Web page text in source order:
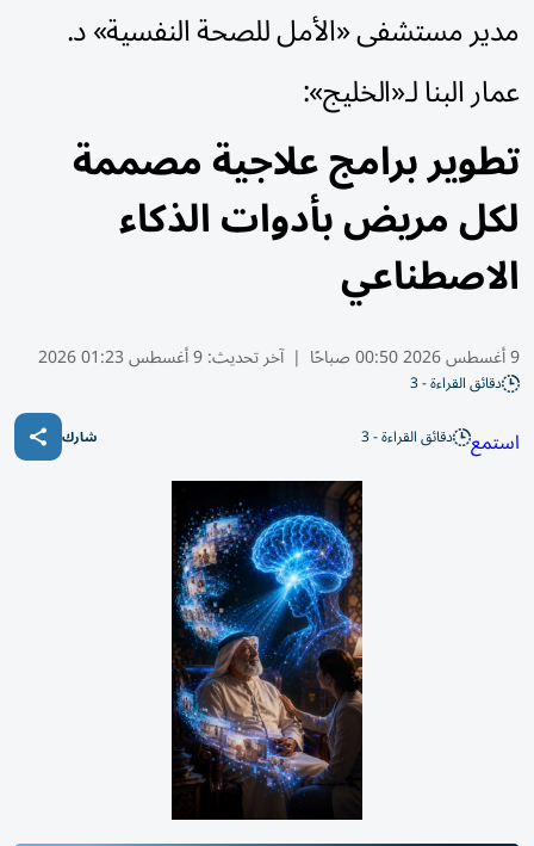
مدير مستشفى «الأمل للصحة النفسية» د.
عمار البنا لـ«الخليج»:
تطوير برامج علاجية مصممة
لكل مريض بأدوات الذكاء
الاصطناعي
9 أغسطس 2026 00:50 صباحًا | آخر تحديث:9 أغسطس 01:23 2026
دقائق القراءة - 3
استمع دقائق القراءة - 3 شارك